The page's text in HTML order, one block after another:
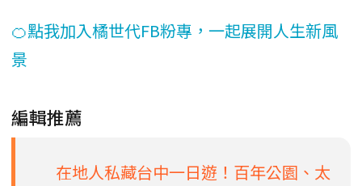
🍊點我加入橘世代FB粉專，一起展開人生新風
景
編輯推薦
在地人私藏台中一日遊！百年公園、太